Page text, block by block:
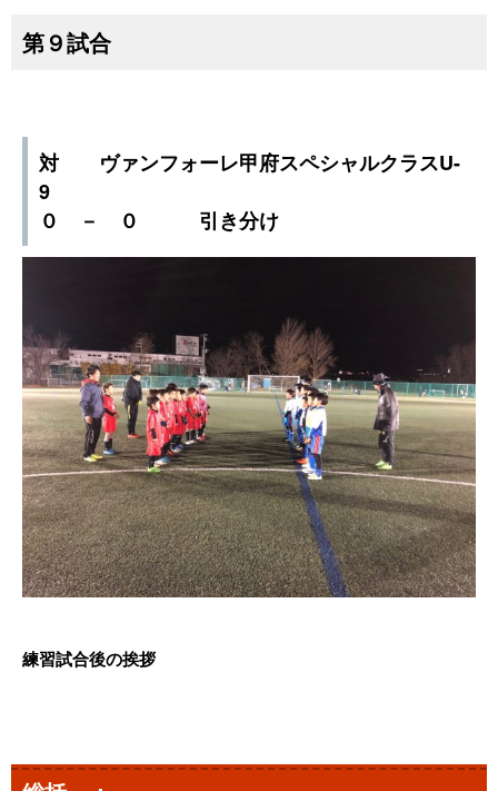
第９試合
対 ヴァンフォーレ甲府スペシャルクラスU-
9
０ － ０ 引き分け
練習試合後の挨拶